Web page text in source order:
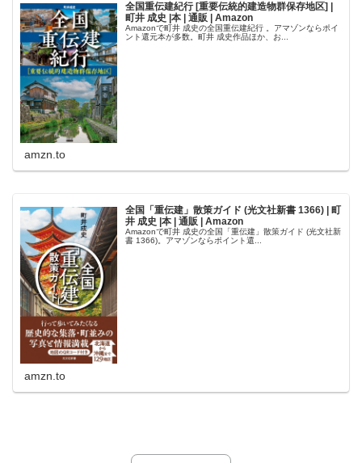
全国重伝建紀行 [重要伝統的建造物群保存地区] |
町井 成史 |本 | 通販 | Amazon
Amazonで町井 成史の全国重伝建紀行 。アマゾンならポイ
ント還元本が多数。町井 成史作品ほか、お...
amzn.to
全国「重伝建」散策ガイド (光文社新書 1366) | 町
井 成史 |本 | 通販 | Amazon
Amazonで町井 成史の全国「重伝建」散策ガイド (光文社新
書 1366)。アマゾンならポイント還...
amzn.to